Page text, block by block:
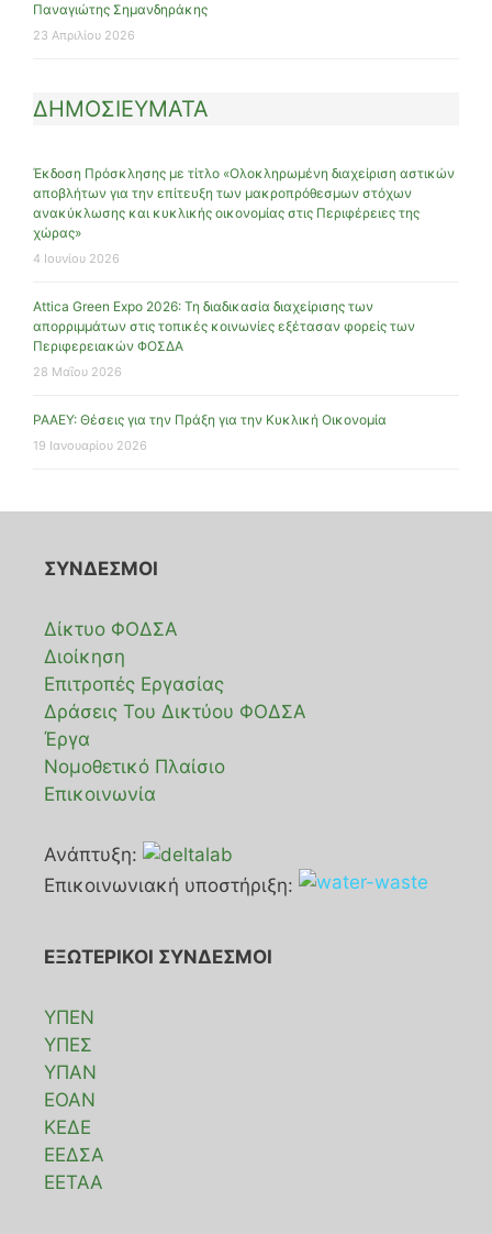
Παναγιώτης Σημανδηράκης
23 Απριλίου 2026
ΔΗΜΟΣΙΕΥΜΑΤΑ
Έκδοση Πρόσκλησης με τίτλο «Ολοκληρωμένη διαχείριση αστικών
αποβλήτων για την επίτευξη των μακροπρόθεσμων στόχων
ανακύκλωσης και κυκλικής οικονομίας στις Περιφέρειες της
χώρας»
4 Ιουνίου 2026
Attica Green Expo 2026: Τη διαδικασία διαχείρισης των
απορριμμάτων στις τοπικές κοινωνίες εξέτασαν φορείς των
Περιφερειακών ΦΟΣΔΑ
28 Μαΐου 2026
ΡΑΑΕΥ: Θέσεις για την Πράξη για την Κυκλική Οικονομία
19 Ιανουαρίου 2026
ΣΥΝΔΕΣΜΟΙ
Δίκτυο ΦΟΔΣΑ
Διοίκηση
Επιτροπές Εργασίας
Δράσεις Του Δικτύου ΦΟΔΣΑ
Έργα
Νομοθετικό Πλαίσιο
Επικοινωνία
Ανάπτυξη:
Επικοινωνιακή υποστήριξη:
ΕΞΩΤΕΡΙΚΟΙ ΣΥΝΔΕΣΜΟΙ
ΥΠΕΝ
ΥΠΕΣ
ΥΠΑΝ
ΕΟΑΝ
ΚΕΔΕ
ΕΕΔΣΑ
ΕΕΤΑΑ